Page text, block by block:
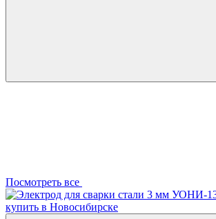
Посмотреть все